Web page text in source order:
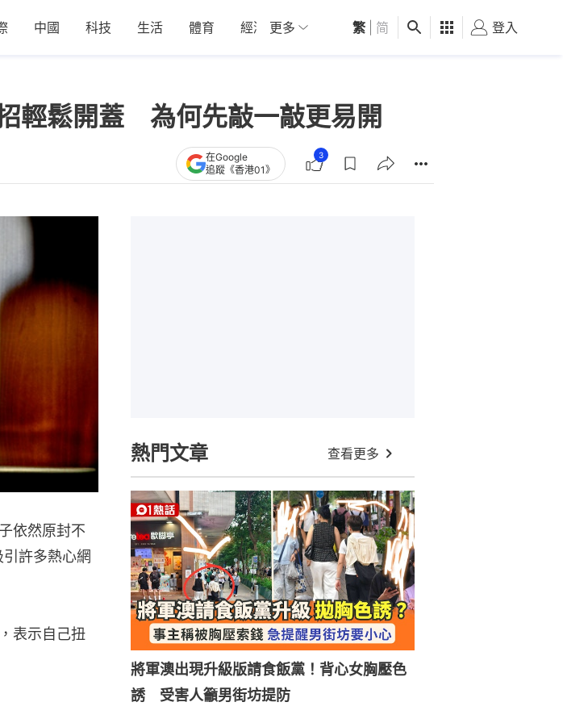
中國 科技 生活 體育 經濟 01深圳 觀點 健康 好食玩飛
更多 繁 简 登入
輕鬆開蓋 為何先敲一敲更易開
在Google
追蹤《香港01》
3
依然原封不
許多熱心網
表示自己扭
熱門文章 查看更多
將軍澳出現升級版請食飯黨！背心女胸壓色
誘 受害人籲男街坊提防